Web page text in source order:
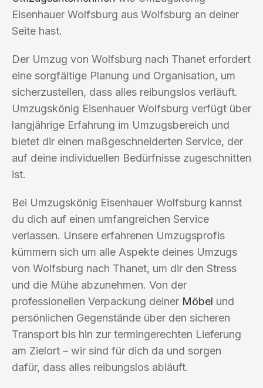
Eisenhauer Wolfsburg aus Wolfsburg an deiner
Seite hast.
Der Umzug von Wolfsburg nach Thanet erfordert
eine sorgfältige Planung und Organisation, um
sicherzustellen, dass alles reibungslos verläuft.
Umzugskönig Eisenhauer Wolfsburg verfügt über
langjährige Erfahrung im Umzugsbereich und
bietet dir einen maßgeschneiderten Service, der
auf deine individuellen Bedürfnisse zugeschnitten
ist.
Bei Umzugskönig Eisenhauer Wolfsburg kannst
du dich auf einen umfangreichen Service
verlassen. Unsere erfahrenen Umzugsprofis
kümmern sich um alle Aspekte deines Umzugs
von Wolfsburg nach Thanet, um dir den Stress
und die Mühe abzunehmen. Von der
professionellen Verpackung deiner Möbel und
persönlichen Gegenstände über den sicheren
Transport bis hin zur termingerechten Lieferung
am Zielort – wir sind für dich da und sorgen
dafür, dass alles reibungslos abläuft.